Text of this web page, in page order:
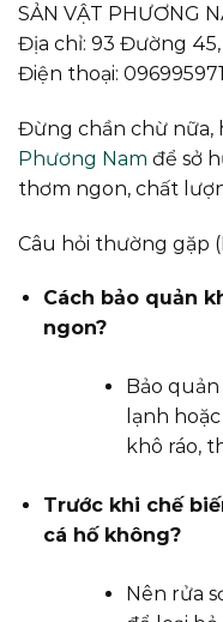
SẢN VẬT PHƯƠNG
Địa chỉ: 93 Đường
Điện thoại:
Đừng chần chừ nữa,
Phương Nam để sở
thơm ngon, chất
Câu hỏi thường gặp
Cách bảo quản
ngon?
Bảo
lạnh
khô ráo,
Trước khi chế
cá hố không?
Nên rửa